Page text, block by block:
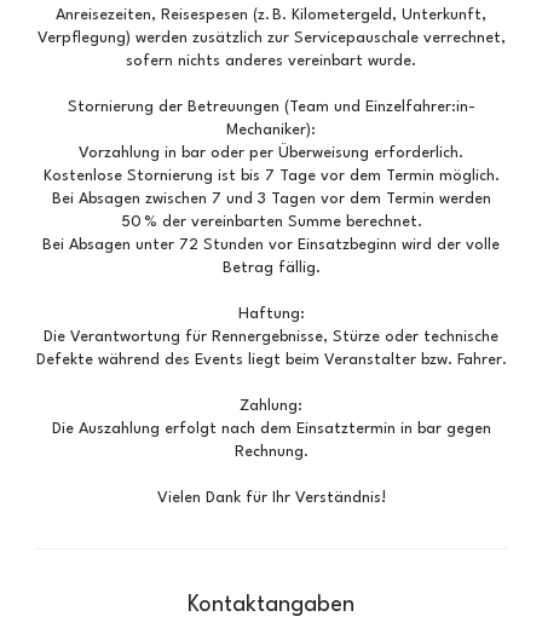
Anreisezeiten, Reisespesen (z. B. Kilometergeld, Unterkunft,
Verpflegung) werden zusätzlich zur Servicepauschale verrechnet,
sofern nichts anderes vereinbart wurde.
Stornierung der Betreuungen (Team und Einzelfahrer:in-
Mechaniker):
Vorzahlung in bar oder per Überweisung erforderlich.
Kostenlose Stornierung ist bis 7 Tage vor dem Termin möglich.
Bei Absagen zwischen 7 und 3 Tagen vor dem Termin werden
50 % der vereinbarten Summe berechnet.
Bei Absagen unter 72 Stunden vor Einsatzbeginn wird der volle
Betrag fällig.
Haftung:
Die Verantwortung für Rennergebnisse, Stürze oder technische
Defekte während des Events liegt beim Veranstalter bzw. Fahrer.
Zahlung:
Die Auszahlung erfolgt nach dem Einsatztermin in bar gegen
Rechnung.
Vielen Dank für Ihr Verständnis!
Kontaktangaben